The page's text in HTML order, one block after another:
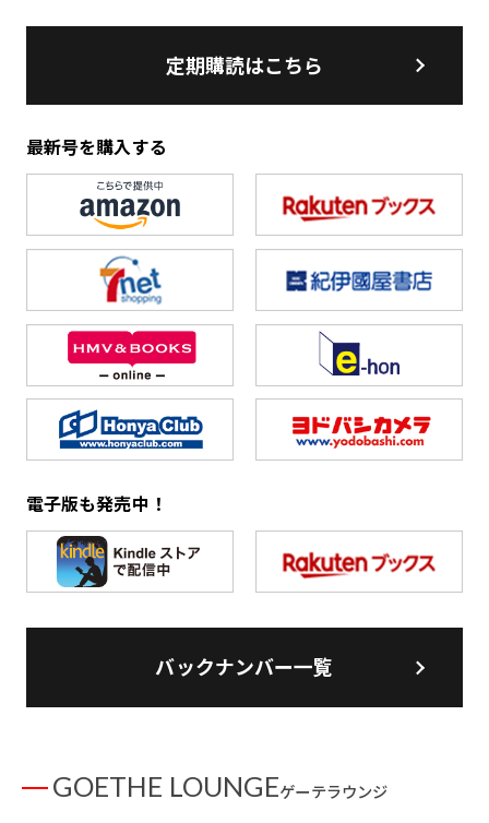
定期購読はこちら
最新号を購入する
電子版も発売中！
バックナンバー一覧
GOETHE LOUNGEゲーテラウンジ